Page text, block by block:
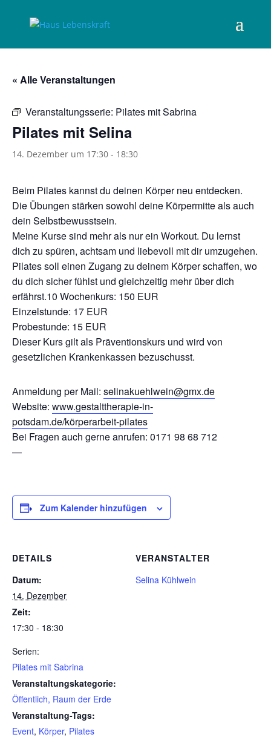
« Alle Veranstaltungen
Veranstaltungsserie: Pilates mit Sabrina
Pilates mit Selina
14. Dezember um 17:30 - 18:30
Beim Pilates kannst du deinen Körper neu entdecken.
Die Übungen stärken sowohl deine Körpermitte als auch
dein Selbstbewusstsein.
Meine Kurse sind mehr als nur ein Workout. Du lernst
dich zu spüren, achtsam und liebevoll mit dir umzugehen.
Pilates soll einen Zugang zu deinem Körper schaffen, wo
du dich sicher fühlst und gleichzeitig mehr über dich
erfährst.10 Wochenkurs: 150 EUR
Einzelstunde: 17 EUR
Probestunde: 15 EUR
Dieser Kurs gilt als Präventionskurs und wird von
gesetzlichen Krankenkassen bezuschusst.
Anmeldung per Mail: selinakuehlwein@gmx.de
Website: www.gestalttherapie-in-
potsdam.de/körperarbeit-pilates
Bei Fragen auch gerne anrufen: 0171 98 68 712
—
Zum Kalender hinzufügen
DETAILS
Datum:
14. Dezember
Zeit:
17:30 - 18:30
Serien:
Pilates mit Sabrina
Veranstaltungskategorie:
Öffentlich, Raum der Erde
Veranstaltung-Tags:
Event, Körper, Pilates
VERANSTALTER
Selina Kühlwein